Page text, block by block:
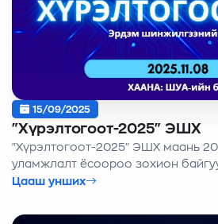
15/09/2025
"Хүрэлтогоот-2025" ЭШХ
"Хүрэлтогоот-2025" ЭШХ маань
уламжлалт ёсоороо зохион
Жил бүр МЗЭХ-оос
уламжлал зохион байгуулагдсаар
Цааш унших